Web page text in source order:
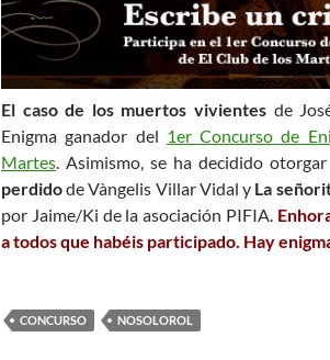
El caso de los muertos vivientesde
Enigma ganador del 1er Concurso de
Martes. Asimismo, se ha decidido
perdidode Vàngelis Villar Vidal y La
por Jaime/Ki de la asociación PIFIA.
a todos que habéis participado. Hay
CONCURSO NOSOLOROL